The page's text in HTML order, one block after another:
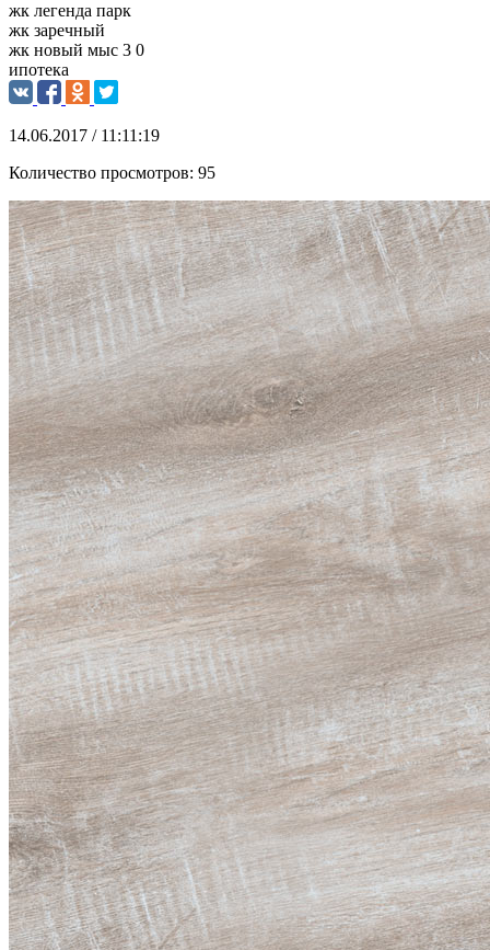
жк легенда парк
жк заречный
жк новый мыс 3 0
ипотека
14.06.2017 / 11:11:19
Количество просмотров: 95